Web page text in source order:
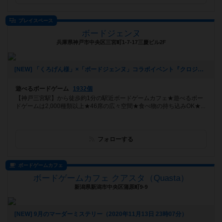
プレイスペース
ボードジェンヌ
兵庫県神戸市中央区三宮町1-7-17三慶ビル2F
[NEW] 「くろげん様」×「ボードジェンヌ」コラボイベント『クロジェンヌ会』（2021年02月13日 14時21分）
遊べるボードゲーム
1932個
【神戸三宮駅】から徒歩約1分の駅近ボードゲームカフェ★遊べるボー
ドゲームは2,000種類以上★46席の広々空間★食べ物の持ち込みOK★...
フォローする
ボードゲームカフェ
ボードゲームカフェ クアスタ（Quasta）
新潟県新潟市中央区蒲原町9-9
[NEW] 9月のマーダーミステリー（2020年11月13日 23時07分）